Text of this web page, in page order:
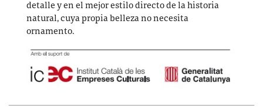
detalle y en el mejor estilo directo de la historia
natural, cuya propia belleza no necesita
ornamento.